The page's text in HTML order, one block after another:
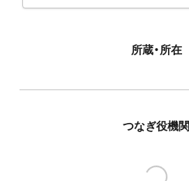
所蔵・所在
つなぎ役機関